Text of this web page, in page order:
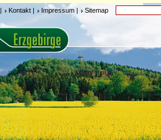
| Kontakt | Impressum | Sitemap